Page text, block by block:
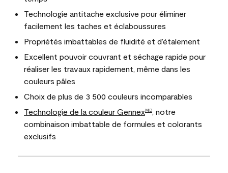
Technologie antitache exclusive pour éliminer
facilement les taches et éclaboussures
Propriétés imbattables de fluidité et d’étalement
Excellent pouvoir couvrant et séchage rapide pour
réaliser les travaux rapidement, même dans les
couleurs pâles
Choix de plus de 3 500 couleurs incomparables
Technologie de la couleur GennexMD
, notre
combinaison imbattable de formules et colorants
exclusifs